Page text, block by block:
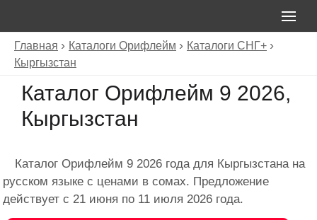
Главная Каталоги Орифлейм
Каталоги СНГ+
Кыргызстан
Каталог Орифлейм 9 2026,
Кыргызстан
Каталог Орифлейм 9 2026 года для Кыргызстана на
русском языке с ценами в сомах. Предложение
действует с 21 июня по 11 июля 2026 года.